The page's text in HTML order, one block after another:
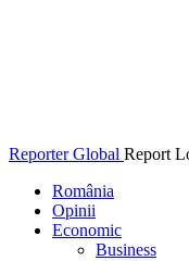
Reporter Global Report
România
Opinii
Economic
Business